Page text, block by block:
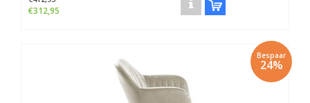
€312,95
Bespaar
24%